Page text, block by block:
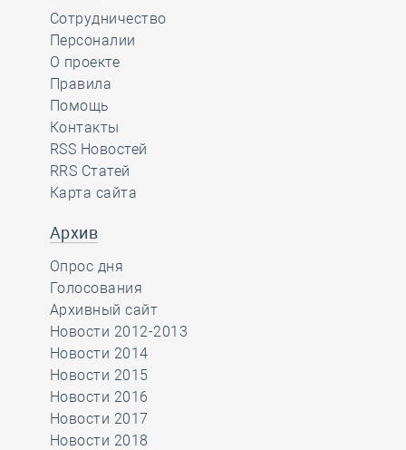
Сотрудничество
Персоналии
О проекте
Правила
Помощь
Контакты
RSS Новостей
RRS Статей
Карта сайта
Архив
Опрос дня
Голосования
Архивный сайт
Новости 2012-2013
Новости 2014
Новости 2015
Новости 2016
Новости 2017
Новости 2018